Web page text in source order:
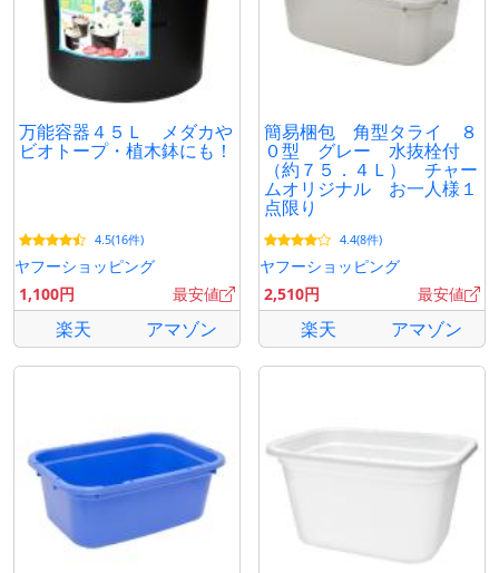
万能容器４５Ｌ メダカや
ビオトープ・植木鉢にも！
4.5(16件)
ヤフーショッピング
1,100円
最安値
楽天 アマゾン
簡易梱包 角型タライ ８
０型 グレー 水抜栓付
（約７５．４Ｌ） チャー
ムオリジナル お一人様１
点限り
4.4(8件)
ヤフーショッピング
2,510円
最安値
楽天 アマゾン